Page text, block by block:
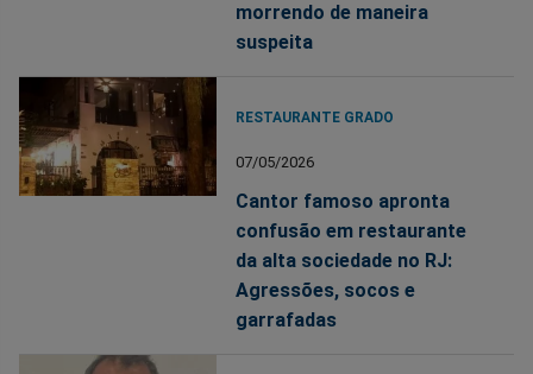
morrendo de maneira
suspeita
RESTAURANTE GRADO
07/05/2026
Cantor famoso apronta
confusão em restaurante
da alta sociedade no RJ:
Agressões, socos e
garrafadas